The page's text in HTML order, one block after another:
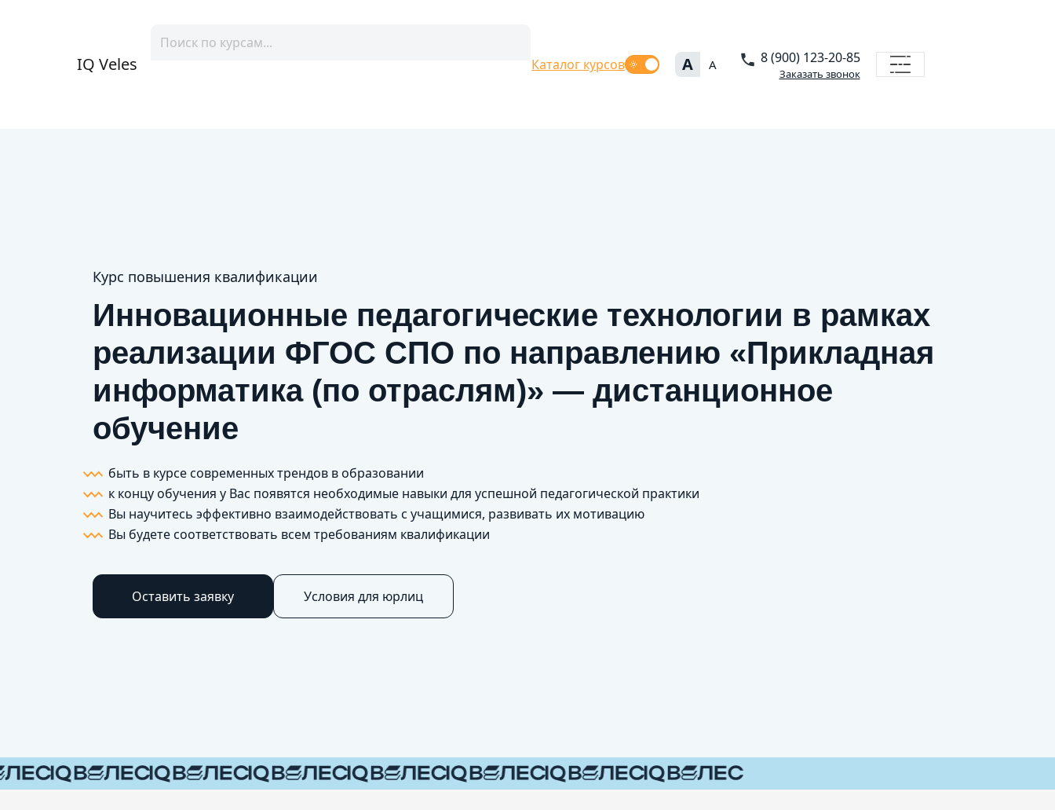
IQ Veles Каталог курсов A A 8 (900) 123-20-85
Заказать звонок
Курс повышения квалификации
Инновационные педагогические технологии в рамках
реализации ФГОС СПО по направлению «Прикладная
информатика (по отраслям)» — дистанционное
обучение
быть в курсе современных трендов в образовании
к концу обучения у Вас появятся необходимые навыки для успешной педагогической практики
Вы научитесь эффективно взаимодействовать с учащимися, развивать их мотивацию
Вы будете соответствовать всем требованиям квалификации
Оставить заявку Условия для юрлиц